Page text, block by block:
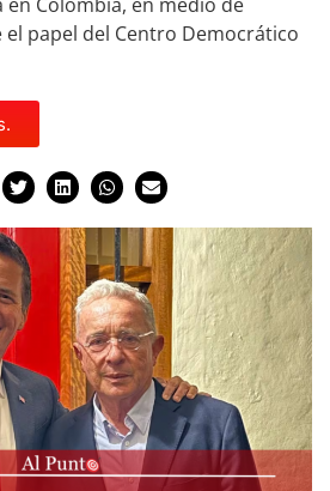
papel del Centro Democrático